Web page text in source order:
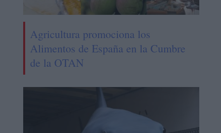
Agricultura promociona los
Alimentos de España en la Cumbre
de la OTAN